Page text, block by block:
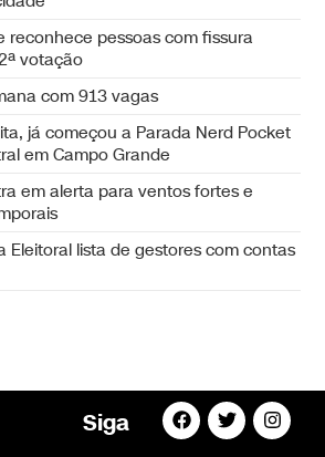
reconhece pessoas com fissura
votação
com 913 vagas
já começou a Parada Nerd Pocket
em Campo Grande
em alerta para ventos fortes e
Eleitoral lista de gestores com contas
Siga